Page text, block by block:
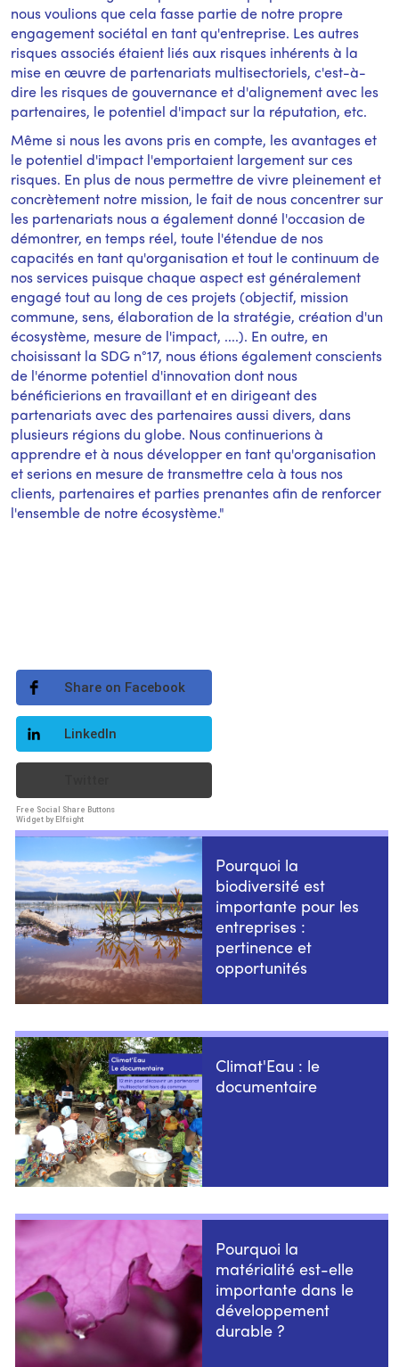
nous voulions que cela fasse partie de notre propre
engagement sociétal en tant qu'entreprise. Les autres
risques associés étaient liés aux risques inhérents à la
mise en œuvre de partenariats multisectoriels, c'est-à-
dire les risques de gouvernance et d'alignement avec les
partenaires, le potentiel d'impact sur la réputation, etc.
Même si nous les avons pris en compte, les avantages et
le potentiel d'impact l'emportaient largement sur ces
risques. En plus de nous permettre de vivre pleinement et
concrètement notre mission, le fait de nous concentrer sur
les partenariats nous a également donné l'occasion de
démontrer, en temps réel, toute l'étendue de nos
capacités en tant qu'organisation et tout le continuum de
nos services puisque chaque aspect est généralement
engagé tout au long de ces projets (objectif, mission
commune, sens, élaboration de la stratégie, création d'un
écosystème, mesure de l'impact, ....). En outre, en
choisissant la SDG n°17, nous étions également conscients
de l'énorme potentiel d'innovation dont nous
bénéficierions en travaillant et en dirigeant des
partenariats avec des partenaires aussi divers, dans
plusieurs régions du globe. Nous continuerions à
apprendre et à nous développer en tant qu'organisation
et serions en mesure de transmettre cela à tous nos
clients, partenaires et parties prenantes afin de renforcer
l'ensemble de notre écosystème."
Share on Facebook
LinkedIn
Free Social Share Buttons
Widget by Elfsight
Pourquoi la
biodiversité est
importante pour les
entreprises :
pertinence et
opportunités
Climat'Eau : le
documentaire
Pourquoi la
matérialité est-elle
importante dans le
développement
durable ?